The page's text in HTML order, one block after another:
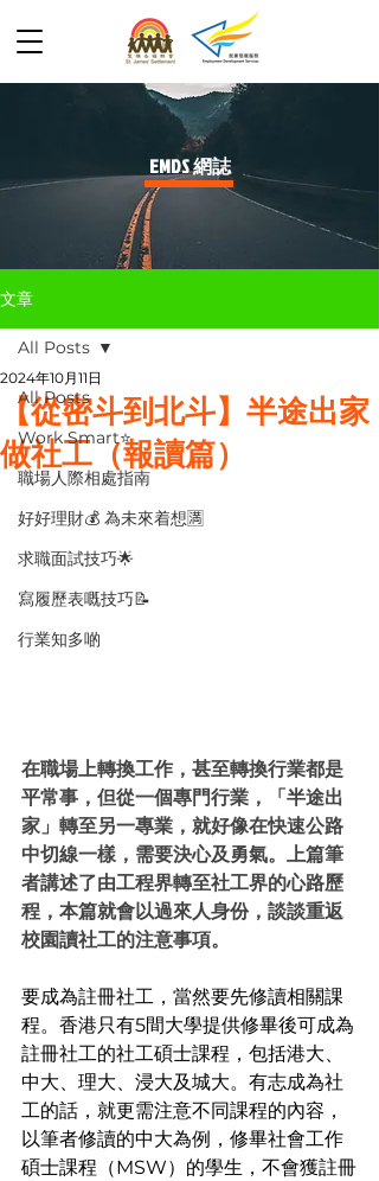
​EMDS 網誌
文章
All Posts
Work Smart⭐️
職場人際相處指南
好好理財💰 為未來着想🈵
求職面試技巧🌟
寫履歷表嘅技巧📝
行業知多啲
All Posts
【從密斗到北斗】半途出家
做社工（報讀篇）
2024年10月11日
在職場上轉換工作，甚至轉換行業都是
平常事，但從一個專門行業，「半途出
家」轉至另一專業，就好像在快速公路
中切線一樣，需要決心及勇氣。上篇筆
者講述了由工程界轉至社工界的心路歷
程，本篇就會以過來人身份，談談重返
校園讀社工的注意事項。
要成為註冊社工，當然要先修讀相關課
程。香港只有5間大學提供修畢後可成為
註冊社工的社工碩士課程，包括港大、
中大、理大、浸大及城大。有志成為社
工的話，就更需注意不同課程的內容，
以筆者修讀的中大為例，修畢社會工作
碩士課程（MSW）的學生，不會獲註冊